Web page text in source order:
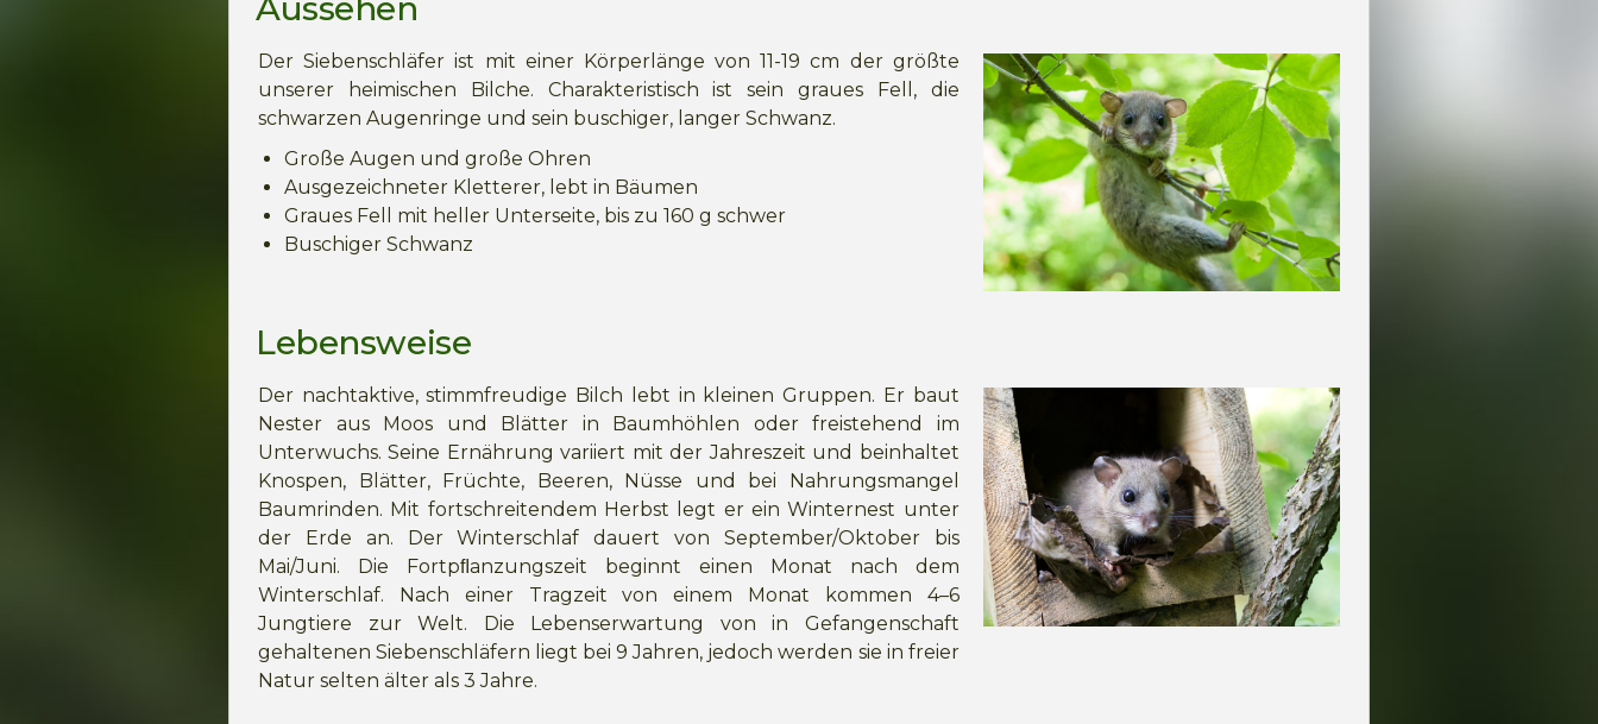
Der Siebenschläfer ist mit einer Körperlänge von 11-19 cm der größte
unserer heimischen Bilche. Charakteristisch ist sein graues Fell, die
schwarzen Augenringe und sein buschiger, langer Schwanz.
Große Augen und große Ohren
Ausgezeichneter Kletterer, lebt in Bäumen
Graues Fell mit heller Unterseite, bis zu 160 g schwer
Buschiger Schwanz
Lebensweise
Der nachtaktive, stimmfreudige Bilch lebt in kleinen Gruppen. Er baut
Nester aus Moos und Blätter in Baumhöhlen oder freistehend im
Unterwuchs. Seine Ernährung variiert mit der Jahreszeit und beinhaltet
Knospen, Blätter, Früchte, Beeren, Nüsse und bei Nahrungsmangel
Baumrinden. Mit fortschreitendem Herbst legt er ein Winternest unter
der Erde an. Der Winterschlaf dauert von September/Oktober bis
Mai/Juni. Die Fortpﬂanzungszeit beginnt einen Monat nach dem
Winterschlaf. Nach einer Tragzeit von einem Monat kommen 4–6
Jungtiere zur Welt. Die Lebenserwartung von in Gefangenschaft
gehaltenen Siebenschläfern liegt bei 9 Jahren, jedoch werden sie in freier
Natur selten älter als 3 Jahre.